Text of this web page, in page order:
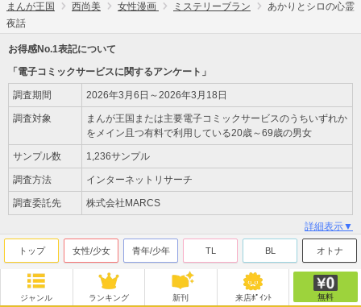
まんが王国 西尚美 女性漫画 ミステリーブラン
あかりとシロの心霊
夜話
お得感No.1表記について
「電子コミックサービスに関するアンケート」
調査期間 2026年3月6日～2026年3月18日
調査対象
まんが王国または主要電子コミックサービスのうちいずれか
をメイン且つ有料で利用している20歳～69歳の男女
サンプル数 1,236サンプル
調査方法 インターネットリサーチ
調査委託先 株式会社MARCS
詳細表示▼
トップ 女性/少女 青年/少年 TL BL オトナ
ジャンル ランキング 新刊 来店ﾎﾟｲﾝﾄ 無料